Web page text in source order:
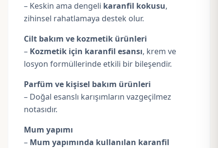
– Keskin ama dengeli karanfil kokusu,
zihinsel rahatlamaya destek olur.
Cilt bakım ve kozmetik ürünleri
– Kozmetik için karanfil esansı, krem ve
losyon formüllerinde etkili bir bileşendir.
Parfüm ve kişisel bakım ürünleri
– Doğal esanslı karışımların vazgeçilmez
notasıdır.
Mum yapımı
– Mum yapımında kullanılan karanfil